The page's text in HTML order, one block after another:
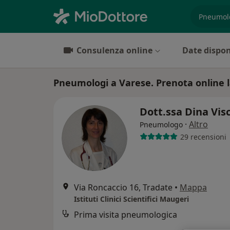
Consulenza online Date
Pneumologi a Varese. Prenota online
Dott.ssa Dina
Pneumologo · Altro
29 recensioni
Via Roncaccio 16, Tradate • Mappa
Istituti Clinici Scientifici Maugeri
Prima visita pneumologica